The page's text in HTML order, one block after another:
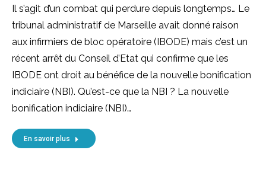
Il s’agit d’un combat qui perdure depuis longtemps… Le
tribunal administratif de Marseille avait donné raison
aux infirmiers de bloc opératoire (IBODE) mais c’est un
récent arrêt du Conseil d’Etat qui confirme que les
IBODE ont droit au bénéfice de la nouvelle bonification
indiciaire (NBI). Qu’est-ce que la NBI ? La nouvelle
bonification indiciaire (NBI)…
En savoir plus